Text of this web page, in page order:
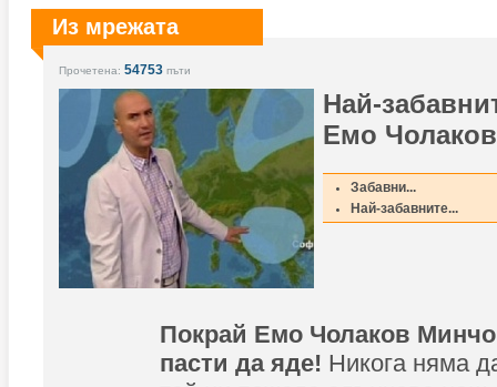
Из мрежата
Прочетена: 54753 пъти
Най-
Емо Чолаков
Забавни...
Най-забавните...
Покрай Емо Чолаков
пасти да яде! Никога няма